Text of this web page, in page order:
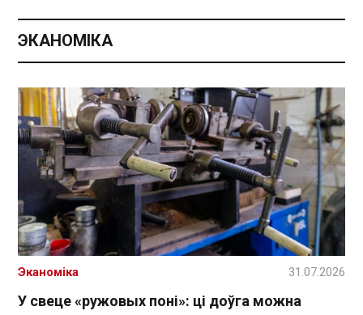
ЭКАНОМІКА
У свеце «ружовых поні»: ці доўга можна
Эканоміка 31.07.2026